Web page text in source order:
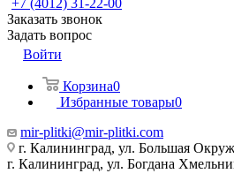
+7 (4012) 31-22-00
Заказать звонок
Задать вопрос
Войти
Корзина0
Избранные товары0
mir-plitki@mir-plitki.com
г. Калининград, ул. Большая
г. Калининград, ул. Богдана